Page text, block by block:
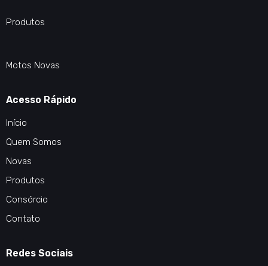
Produtos
Motos Novas
Acesso Rápido
Início
Quem Somos
Novas
Produtos
Consórcio
Contato
Redes Sociais